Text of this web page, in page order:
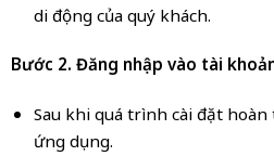
di động của quý khách.
Bước 2. Đăng nhập vào tài
Sau khi quá trình cài đặt
ứng dụng.